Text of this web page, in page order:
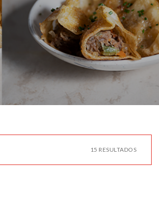
15 RESULTADOS